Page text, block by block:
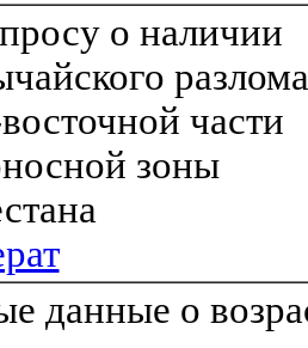
о наличии
части
зоны
данные о